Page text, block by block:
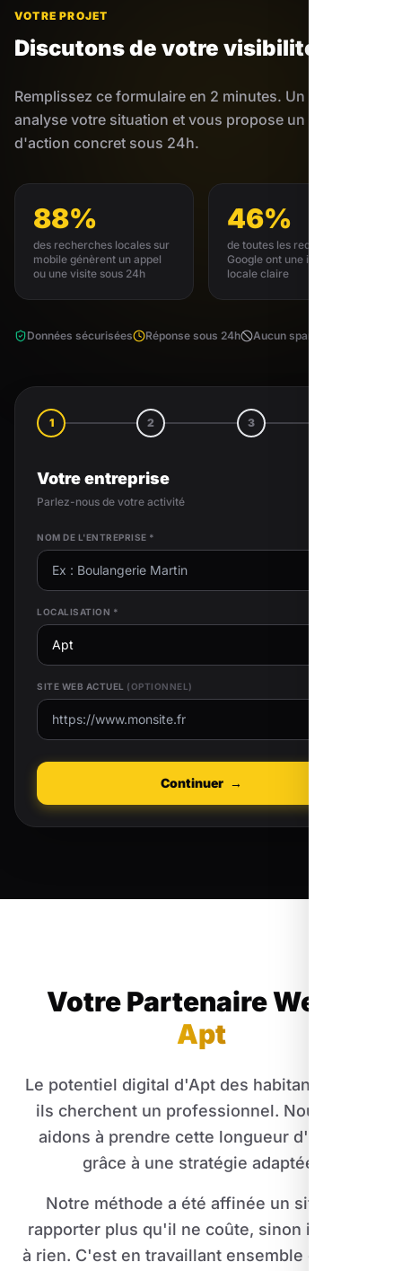
VOTRE PROJET
Discutons de votre visibilité
Remplissez ce formulaire en 2 minutes. Un expert
analyse votre situation et vous propose un plan
d'action concret sous 24h.
88%
des recherches locales sur
mobile génèrent un appel
ou une visite sous 24h
46%
de toutes les requêtes
Google ont une intention
locale claire
Données sécurisées Réponse sous 24h Aucun spam
1 2 3
Votre entreprise
Parlez-nous de votre activité
NOM DE L'ENTREPRISE *
LOCALISATION *
SITE WEB ACTUEL (OPTIONNEL)
Continuer →
Votre Partenaire Web
Apt
Le potentiel digital d'Apt des habitants quand
ils cherchent un professionnel. Nous vous
aidons à prendre cette longueur d'avance
grâce à une stratégie adaptée.
Notre méthode a été affinée un site doit
rapporter plus qu'il ne coûte, sinon il ne sert
à rien. C'est en travaillant ensemble que nous